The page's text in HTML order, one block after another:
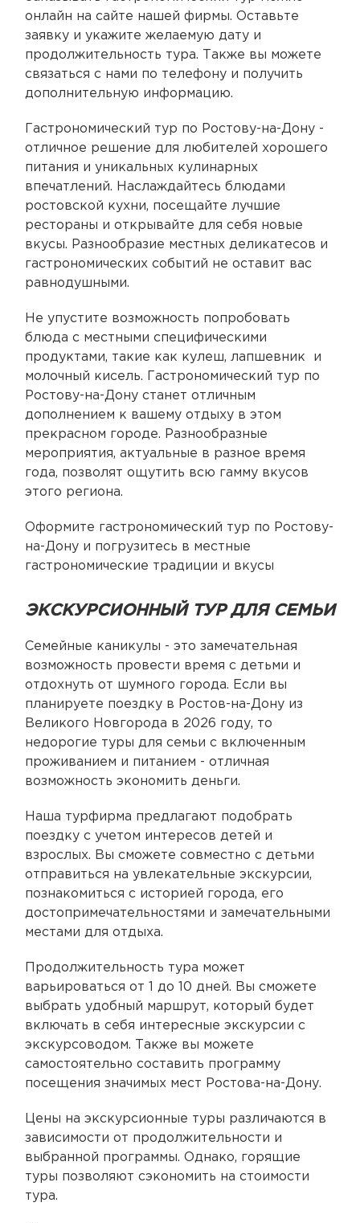
онлайн на сайте нашей фирмы. Оставьте
заявку и укажите желаемую дату и
продолжительность тура. Также вы можете
связаться с нами по телефону и получить
дополнительную информацию.
Гастрономический тур по Ростову-на-Дону -
отличное решение для любителей хорошего
питания и уникальных кулинарных
впечатлений. Наслаждайтесь блюдами
ростовской кухни, посещайте лучшие
рестораны и открывайте для себя новые
вкусы. Разнообразие местных деликатесов и
гастрономических событий не оставит вас
равнодушными.
Не упустите возможность попробовать
блюда с местными специфическими
продуктами, такие как кулеш, лапшевник и
молочный кисель. Гастрономический тур по
Ростову-на-Дону станет отличным
дополнением к вашему отдыху в этом
прекрасном городе. Разнообразные
мероприятия, актуальные в разное время
года, позволят ощутить всю гамму вкусов
этого региона.
Оформите гастрономический тур по Ростову-
на-Дону и погрузитесь в местные
гастрономические традиции и вкусы
ЭКСКУРСИОННЫЙ ТУР ДЛЯ СЕМЬИ
Семейные каникулы - это замечательная
возможность провести время с детьми и
отдохнуть от шумного города. Если вы
планируете поездку в Ростов-на-Дону из
Великого Новгорода в 2026 году, то
недорогие туры для семьи с включенным
проживанием и питанием - отличная
возможность экономить деньги.
Наша турфирма предлагают подобрать
поездку с учетом интересов детей и
взрослых. Вы сможете совместно с детьми
отправиться на увлекательные экскурсии,
познакомиться с историей города, его
достопримечательностями и замечательными
местами для отдыха.
Продолжительность тура может
варьироваться от 1 до 10 дней. Вы сможете
выбрать удобный маршрут, который будет
включать в себя интересные экскурсии с
экскурсоводом. Также вы можете
самостоятельно составить программу
посещения значимых мест Ростова-на-Дону.
Цены на экскурсионные туры различаются в
зависимости от продолжительности и
выбранной программы. Однако, горящие
туры позволяют сэкономить на стоимости
тура.